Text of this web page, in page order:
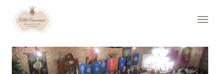
LA VILLA
Esterni
Interni